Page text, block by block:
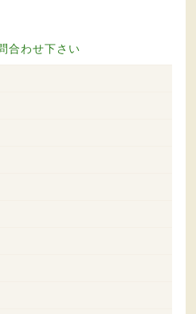
合わせ下さい